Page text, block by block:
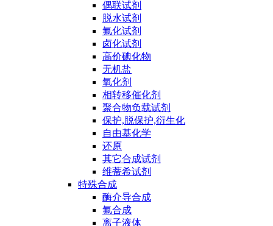
偶联试剂
脱水试剂
氟化试剂
卤化试剂
高价碘化物
无机盐
氧化剂
相转移催化剂
聚合物负载试剂
保护,脱保护,衍生化
自由基化学
还原
其它合成试剂
维蒂希试剂
特殊合成
酶介导合成
氟合成
离子液体